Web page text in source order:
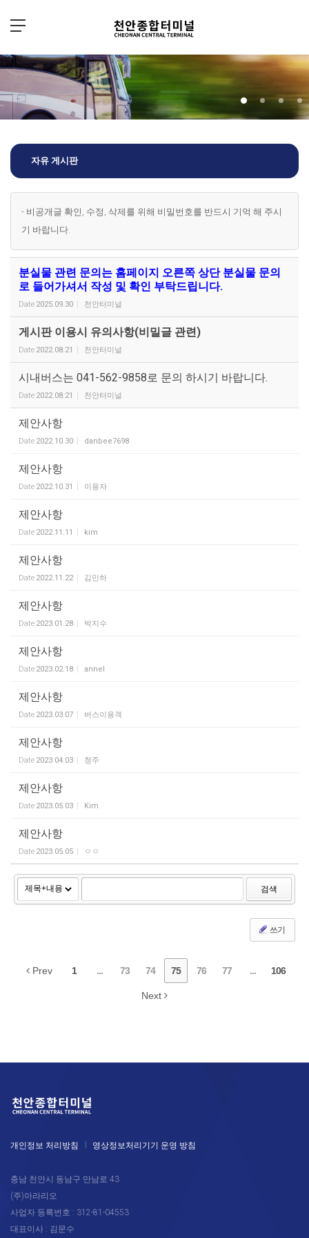
자유 게시판
- 비공개글 확인, 수정, 삭제를 위해 비밀번호를 반드시 기억 해 주시
기 바랍니다.
분실물 관련 문의는 홈페이지 오른쪽 상단 분실물 문의
로 들어가셔서 작성 및 확인 부탁드립니다.
Date 2025.09.30 천안터미널
게시판 이용시 유의사항(비밀글 관련)
Date 2022.08.21 천안터미널
시내버스는 041-562-9858로 문의 하시기 바랍니다.
Date 2022.08.21 천안터미널
제안사항
Date 2022.10.30 danbee7698
제안사항
Date 2022.10.31 이용자
제안사항
Date 2022.11.11 kim
제안사항
Date 2022.11.22 김민하
제안사항
Date 2023.01.28 박지수
제안사항
Date 2023.02.18 annel
제안사항
Date 2023.03.07 버스이용객
제안사항
Date 2023.04.03 청주
제안사항
Date 2023.05.03 Kim
제안사항
Date 2023.05.05 ㅇㅇ
검색
쓰기
Prev 1 ... 73 74 75 76 77 ... 106
Next
개인정보 처리방침 영상정보처리기기 운영 방침
충남 천안시 동남구 만남로 43
(주)아라리오
사업자 등록번호 : 312-81-04553
대표이사 : 김문수